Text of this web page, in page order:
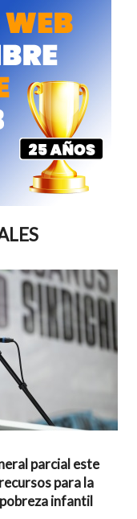
parcial este
para la
infantil